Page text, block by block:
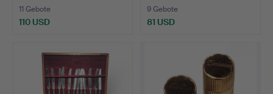
11 Gebote
110 USD
9 Gebote
81 USD